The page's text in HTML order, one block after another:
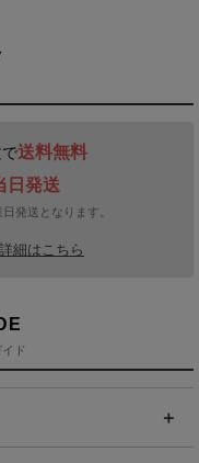
送料無料
日発送
発送となります。
細はこちら
ド